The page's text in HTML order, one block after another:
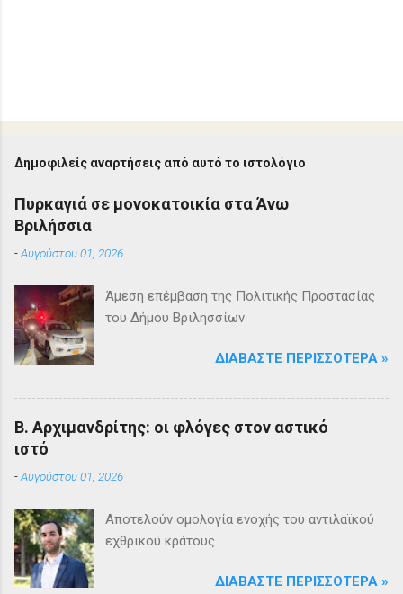
Δημοφιλείς αναρτήσεις από αυτό το ιστολόγιο
Πυρκαγιά σε μονοκατοικία στα Άνω
Βριλήσσια
-Αυγούστου 01, 2026
Άμεση επέμβαση της Πολιτικής Προστασίας
του Δήμου Βριλησσίων
ΔΙΑΒΆΣΤΕ ΠΕΡΙΣΣΌΤΕΡΑ »
Β. Αρχιμανδρίτης: οι φλόγες στον αστικό
ιστό
-Αυγούστου 01, 2026
Αποτελούν ομολογία ενοχής του αντιλαϊκού
εχθρικού κράτους
ΔΙΑΒΆΣΤΕ ΠΕΡΙΣΣΌΤΕΡΑ »